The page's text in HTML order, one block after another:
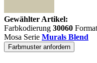
Gewählter Artikel:
Farbkodierung 30060 Format
Mosa Serie Murals Blend
Farbmuster anfordern